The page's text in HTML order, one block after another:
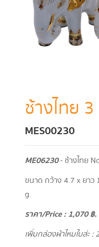
ช้างไทย
MES00230
ME06230- ช้างไทย
ขนาด กว้าง 4.7 x ยา
g.
ราคา/Price : 1,070 ฿.
เพิ่มกล่องผ้าไหมใบล่ะ :